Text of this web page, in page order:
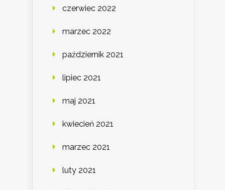
czerwiec 2022
marzec 2022
październik 2021
lipiec 2021
maj 2021
kwiecień 2021
marzec 2021
luty 2021